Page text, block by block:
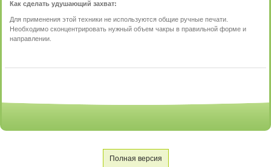
Как сделать удушающий захват:
Для применения этой техники не используются общие ручные печати.
Необходимо сконцентрировать нужный объем чакры в правильной форме и
направлении.
Полная версия